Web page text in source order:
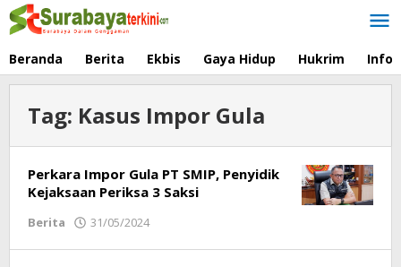
Lewati
ke
Beranda Berita Ekbis Gaya Hidup Hukrim Info
Tag: Kasus Impor Gula
Perkara Impor Gula PT SMIP, Penyidik
Kejaksaan Periksa 3 Saksi
Berita 31/05/2024